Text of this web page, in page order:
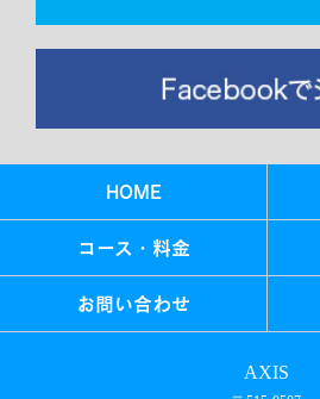
HOME
コース・料金
お問い合わせ
AXIS